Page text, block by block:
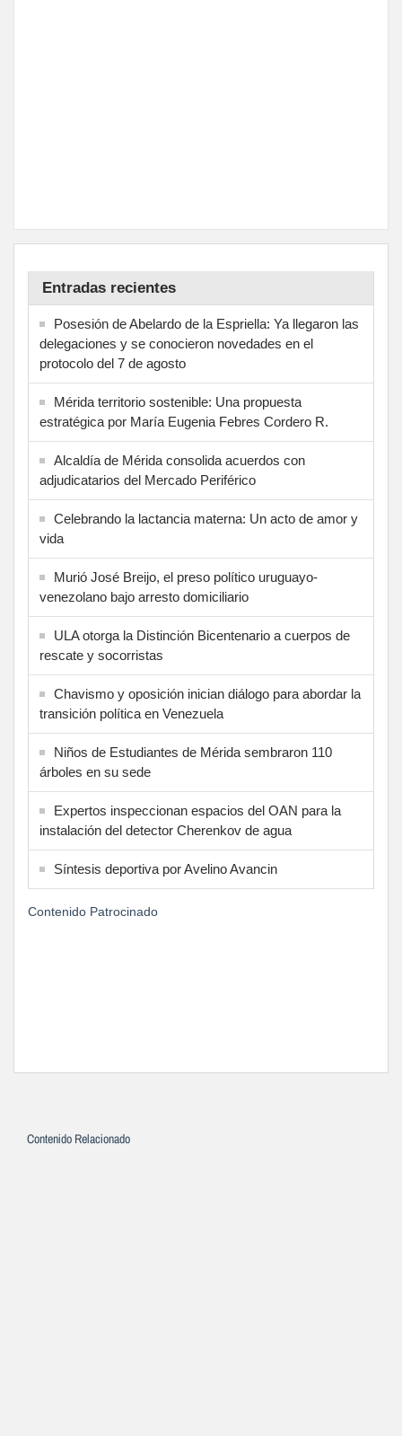
Entradas recientes
Posesión de Abelardo de la Espriella: Ya llegaron las
delegaciones y se conocieron novedades en el
protocolo del 7 de agosto
Mérida territorio sostenible: Una propuesta
estratégica por María Eugenia Febres Cordero R.
Alcaldía de Mérida consolida acuerdos con
adjudicatarios del Mercado Periférico
Celebrando la lactancia materna: Un acto de amor y
vida
Murió José Breijo, el preso político uruguayo-
venezolano bajo arresto domiciliario
ULA otorga la Distinción Bicentenario a cuerpos de
rescate y socorristas
Chavismo y oposición inician diálogo para abordar la
transición política en Venezuela
Niños de Estudiantes de Mérida sembraron 110
árboles en su sede
Expertos inspeccionan espacios del OAN para la
instalación del detector Cherenkov de agua
Síntesis deportiva por Avelino Avancin
Contenido Patrocinado
Contenido Relacionado